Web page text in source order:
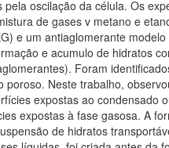
oscilação da célula. Os
de gases v metano e
e um antiaglomerante
e acumulo de hidratos
Foram
Neste trabalho,
expostas ao condensado
expostas à fase gasosa. A
de hidratos